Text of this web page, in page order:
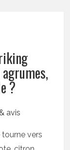
?
tourne vers